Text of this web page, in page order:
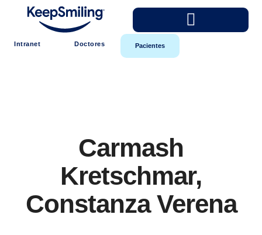
Intranet Doctores Pacientes
Carmash
Kretschmar,
Constanza Verena